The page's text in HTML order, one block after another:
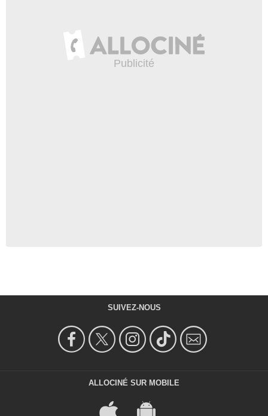
SUIVEZ-NOUS
ALLOCINÉ SUR MOBILE